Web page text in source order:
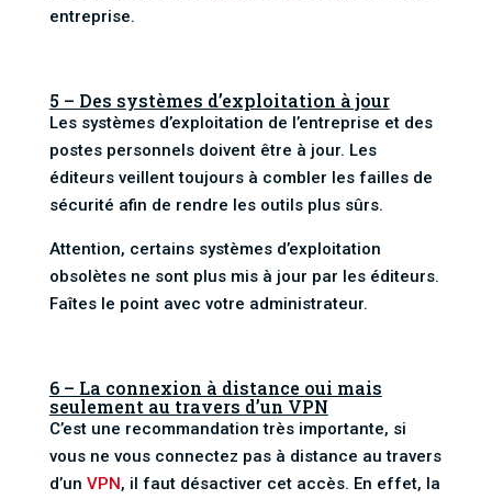
entreprise.
5 – Des systèmes d’exploitation à jour
Les systèmes d’exploitation de l’entreprise et des
postes personnels doivent être à jour. Les
éditeurs veillent toujours à combler les failles de
sécurité afin de rendre les outils plus sûrs.
Attention, certains systèmes d’exploitation
obsolètes ne sont plus mis à jour par les éditeurs.
Faîtes le point avec votre administrateur.
6 – La connexion à distance oui mais
seulement au travers d’un VPN
C’est une recommandation très importante, si
vous ne vous connectez pas à distance au travers
d’un VPN, il faut désactiver cet accès. En effet, la